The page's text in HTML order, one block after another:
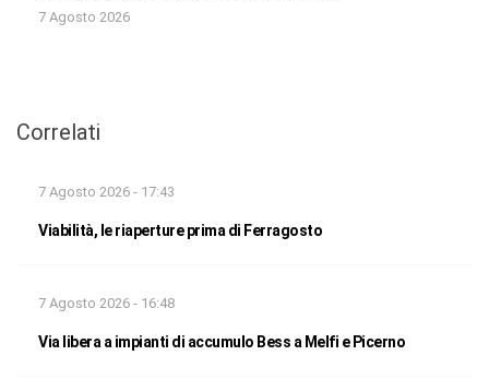
7 Agosto 2026
Correlati
7 Agosto 2026 - 17:43
Viabilità, le riaperture prima di Ferragosto
7 Agosto 2026 - 16:48
Via libera a impianti di accumulo Bess a Melfi e Picerno